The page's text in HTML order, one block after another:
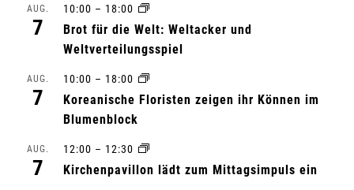
AUG.
7
10:00 – 18:00
Brot für die Welt: Weltacker und
Weltverteilungsspiel
AUG.
7
10:00 – 18:00
Koreanische Floristen zeigen ihr Können im
Blumenblock
AUG.
7
12:00 – 12:30
Kirchenpavillon lädt zum Mittagsimpuls ein